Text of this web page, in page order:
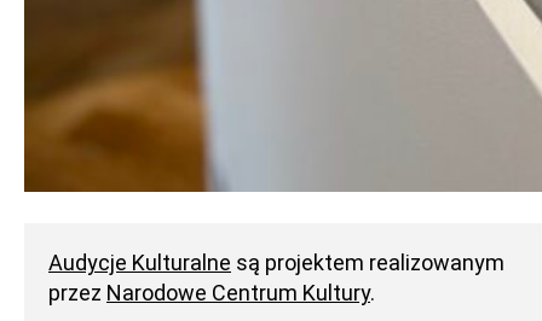
Audycje Kulturalne są projektem realizowanym
przez Narodowe Centrum Kultury.